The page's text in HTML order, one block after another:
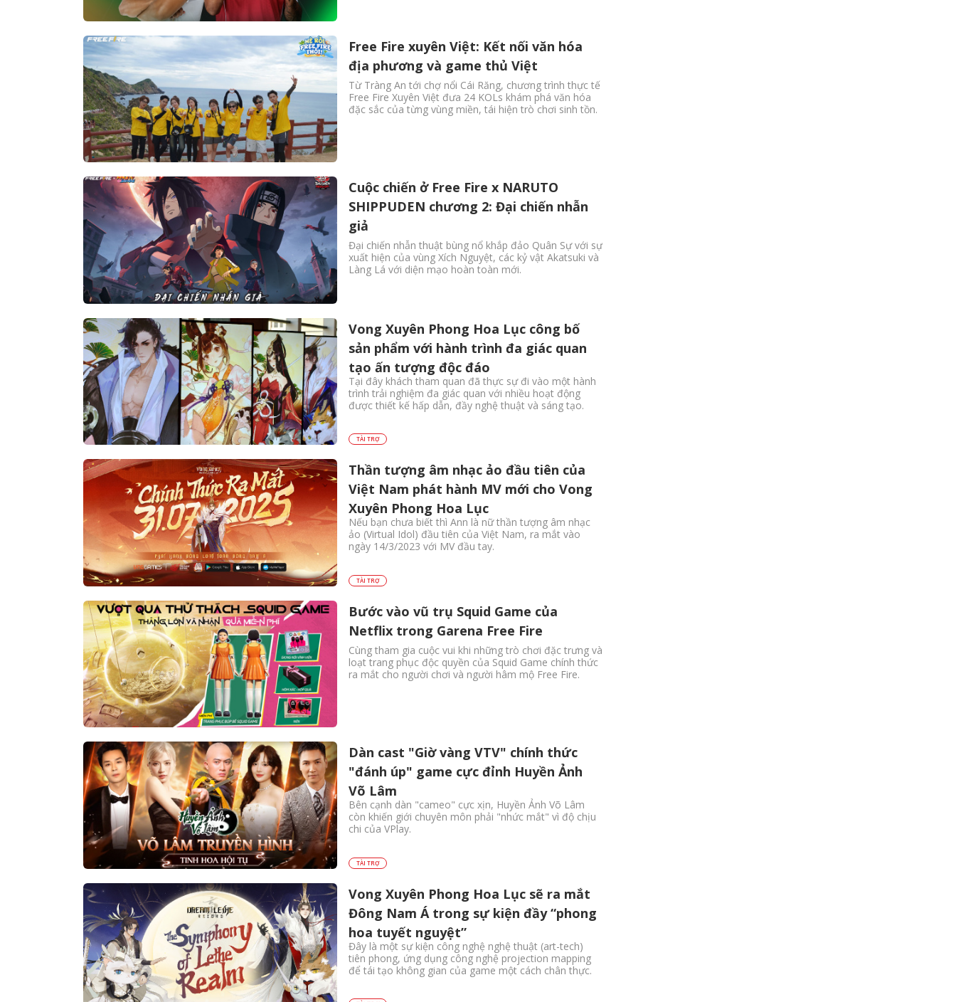
Free Fire xuyên Việt: Kết nối văn hóa
địa phương và game thủ Việt
Từ Tràng An tới chợ nổi Cái Răng, chương trình thực tế
Free Fire Xuyên Việt đưa 24 KOLs khám phá văn hóa
đặc sắc của từng vùng miền, tái hiện trò chơi sinh tồn.
Cuộc chiến ở Free Fire x NARUTO
SHIPPUDEN chương 2: Đại chiến nhẫn
giả
Đại chiến nhẫn thuật bùng nổ khắp đảo Quân Sự với sự
xuất hiện của vùng Xích Nguyệt, các kỷ vật Akatsuki và
Làng Lá với diện mạo hoàn toàn mới.
Vong Xuyên Phong Hoa Lục công bố
sản phẩm với hành trình đa giác quan
tạo ấn tượng độc đáo
Tại đây khách tham quan đã thực sự đi vào một hành
trình trải nghiệm đa giác quan với nhiều hoạt động
được thiết kế hấp dẫn, đầy nghệ thuật và sáng tạo.
TÀI TRỢ
Thần tượng âm nhạc ảo đầu tiên của
Việt Nam phát hành MV mới cho Vong
Xuyên Phong Hoa Lục
Nếu bạn chưa biết thì Ann là nữ thần tượng âm nhạc
ảo (Virtual Idol) đầu tiên của Việt Nam, ra mắt vào
ngày 14/3/2023 với MV đầu tay.
TÀI TRỢ
Bước vào vũ trụ Squid Game của
Netflix trong Garena Free Fire
Cùng tham gia cuộc vui khi những trò chơi đặc trưng và
loạt trang phục độc quyền của Squid Game chính thức
ra mắt cho người chơi và người hâm mộ Free Fire.
Dàn cast "Giờ vàng VTV" chính thức
"đánh úp" game cực đỉnh Huyền Ảnh
Võ Lâm
Bên cạnh dàn "cameo" cực xịn, Huyền Ảnh Võ Lâm
còn khiến giới chuyên môn phải "nhức mắt" vì độ chịu
chi của VPlay.
TÀI TRỢ
Vong Xuyên Phong Hoa Lục sẽ ra mắt
Đông Nam Á trong sự kiện đầy “phong
hoa tuyết nguyệt”
Đây là một sự kiện công nghệ nghệ thuật (art-tech)
tiên phong, ứng dụng công nghệ projection mapping
để tái tạo không gian của game một cách chân thực.